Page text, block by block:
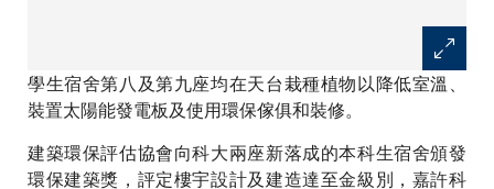
學生宿舍第八及第九座均在天台栽種植物以降低室溫、
裝置太陽能發電板及使用環保傢俱和裝修。
建築環保評估協會向科大兩座新落成的本科生宿舍頒發
環保建築獎，評定樓宇設計及建造達至金級別，嘉許科